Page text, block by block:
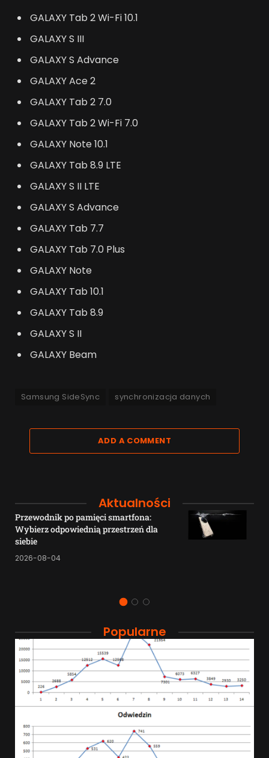
GALAXY Tab 2 Wi-Fi 10.1
GALAXY S III
GALAXY S Advance
GALAXY Ace 2
GALAXY Tab 2 7.0
GALAXY Tab 2 Wi-Fi 7.0
GALAXY Note 10.1
GALAXY Tab 8.9 LTE
GALAXY S II LTE
GALAXY S Advance
GALAXY Tab 7.7
GALAXY Tab 7.0 Plus
GALAXY Note
GALAXY Tab 10.1
GALAXY Tab 8.9
GALAXY S II
GALAXY Beam
Samsung SideSync synchronizacja danych
ADD A COMMENT
Aktualności
Przewodnik po pamięci smartfona:
Wybierz odpowiednią przestrzeń dla
siebie
2026-08-04
Popularne